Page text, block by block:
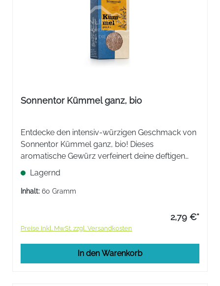
Sonnentor Kümmel ganz, bio
Entdecke den intensiv-würzigen Geschmack von
Sonnentor Kümmel ganz, bio! Dieses
aromatische Gewürz verfeinert deine deftigen
Gerichte wie Schweinsbraten, Sauerkraut,
Kartoffeln und Suppen. Auch in Brot und
Aufstrichen sorgt es für eine herzhafte Note.
Lagernd
Inhalt: 60 Gramm
2,79 €*
Preise inkl. MwSt. zzgl. Versandkosten
In den Warenkorb